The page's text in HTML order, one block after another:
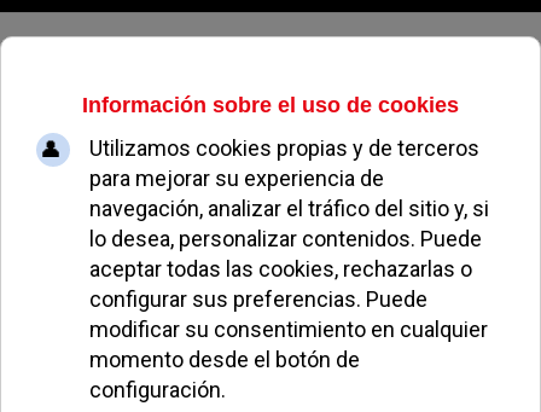
Sábado, 08 de agosto de 2026
El Grupo Municipal Popular
expulsa a Yolanda Estrada de sus
NATALIA CABEZAS NOTICIAS DE POZUELO 20 MAYO 2010